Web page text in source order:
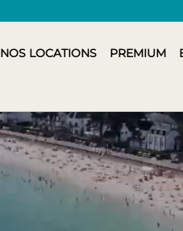
NOS LOCATIONS PREMIUM